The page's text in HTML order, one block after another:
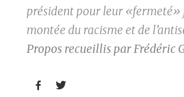
président pour leur «fermeté»
montée du racisme et de
Propos recueillis par Frédéric
 